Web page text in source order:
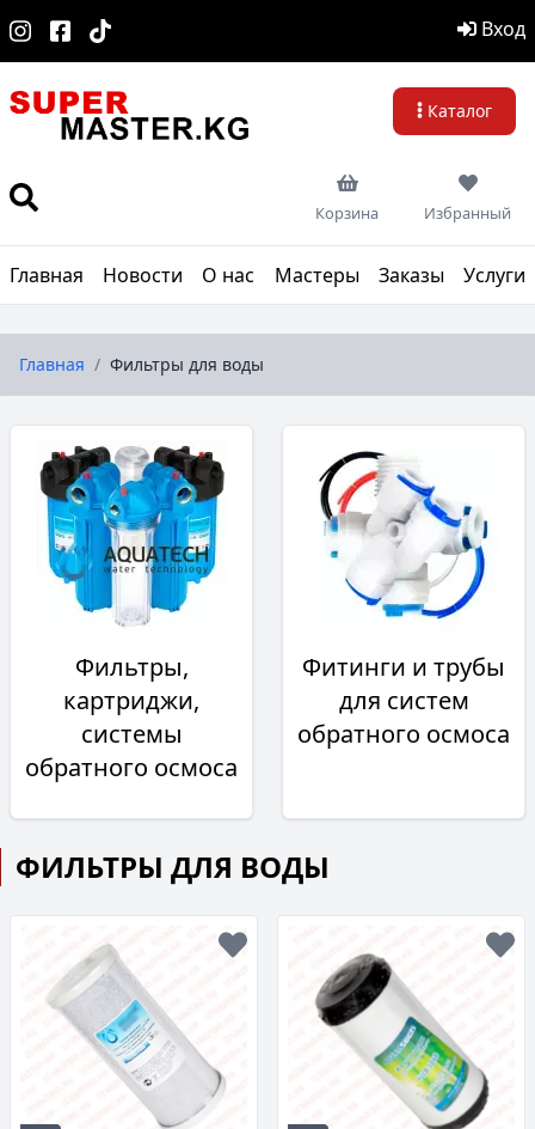
Вход
Каталог
Корзина Избранный
Главная Новости О нас Мастеры Заказы Услуги
Главная / Фильтры для воды
Фильтры,
картриджи,
системы
обратного осмоса
Фитинги и трубы
для систем
обратного осмоса
ФИЛЬТРЫ ДЛЯ ВОДЫ